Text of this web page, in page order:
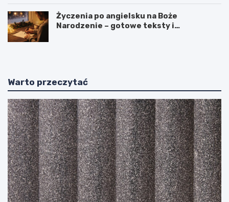
Życzenia po angielsku na Boże
Narodzenie – gotowe teksty i
Warto przeczytać